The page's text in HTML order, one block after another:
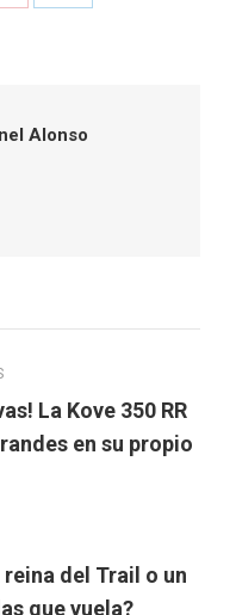
Alonso
La Kove 350 RR
en su propio
reina del Trail o un
que vuela?